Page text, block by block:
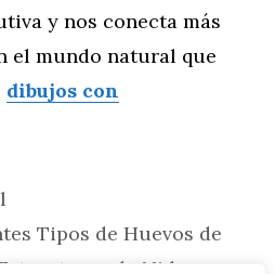
y nos conecta más
el mundo natural que
dibujos con
Tipos de Huevos de
de Nido